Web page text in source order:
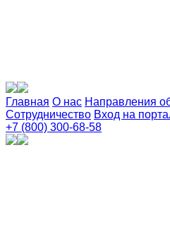
Главная О нас Направления
Сотрудничество Вход на
+7 (800) 300-68-58